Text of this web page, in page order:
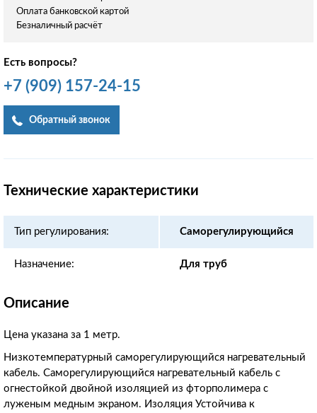
Оплата банковской картой
Безналичный расчёт
Есть вопросы?
+7 (909) 157-24-15
Обратный звонок
Технические характеристики
Тип регулирования: Саморегулирующийся
Назначение: Для труб
Описание
Цена указана за 1 метр.
Низкотемпературный саморегулирующийся нагревательный
кабель. Саморегулирующийся нагревательный кабель с
огнестойкой двойной изоляцией из фторполимера с
луженым медным экраном. Изоляция Устойчива к